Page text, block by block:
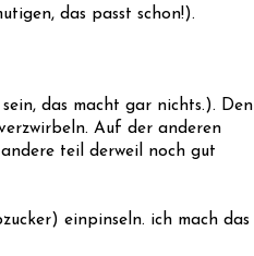
das passt schon!).
das macht gar nichts.). Den
Auf der anderen
teil derweil noch gut
einpinseln. ich mach das